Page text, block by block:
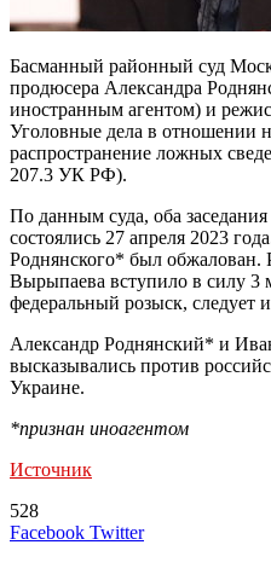
Басманный районный суд
продюсера Александра
иностранным агентом) и
Уголовные дела в отношении
распространение ложных
207.3 УК РФ).
По данным суда, оба
состоялись 27 апреля 2023
Роднянского* был
Вырыпаева вступило в силу 3
федеральный розыск, следует
Александр Роднянский* и
высказывались против
Украине.
*признан иноагентом
Источник
528
Facebook TwitterLinkedIn
Tumblr
Reddit
Вконтакте
Одноклассники
Skype
Messenger
Messenger
WhatsApp
Telegram
Viber
Line
Поделиться
Печатать